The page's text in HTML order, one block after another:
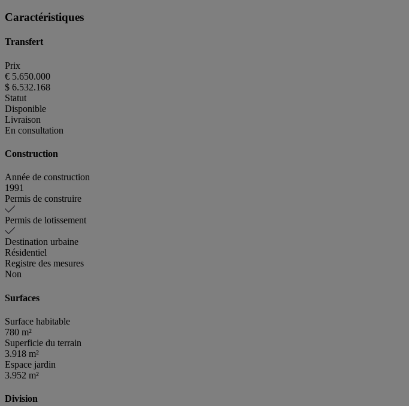
Caractéristiques
Transfert
Prix
€ 5.650.000
$ 6.532.168
Statut
Disponible
Livraison
En consultation
Construction
Année de construction
1991
Permis de construire
Permis de lotissement
Destination urbaine
Résidentiel
Registre des mesures
Non
Surfaces
Surface habitable
780 m²
Superficie du terrain
3.918 m²
Espace jardin
3.952 m²
Division